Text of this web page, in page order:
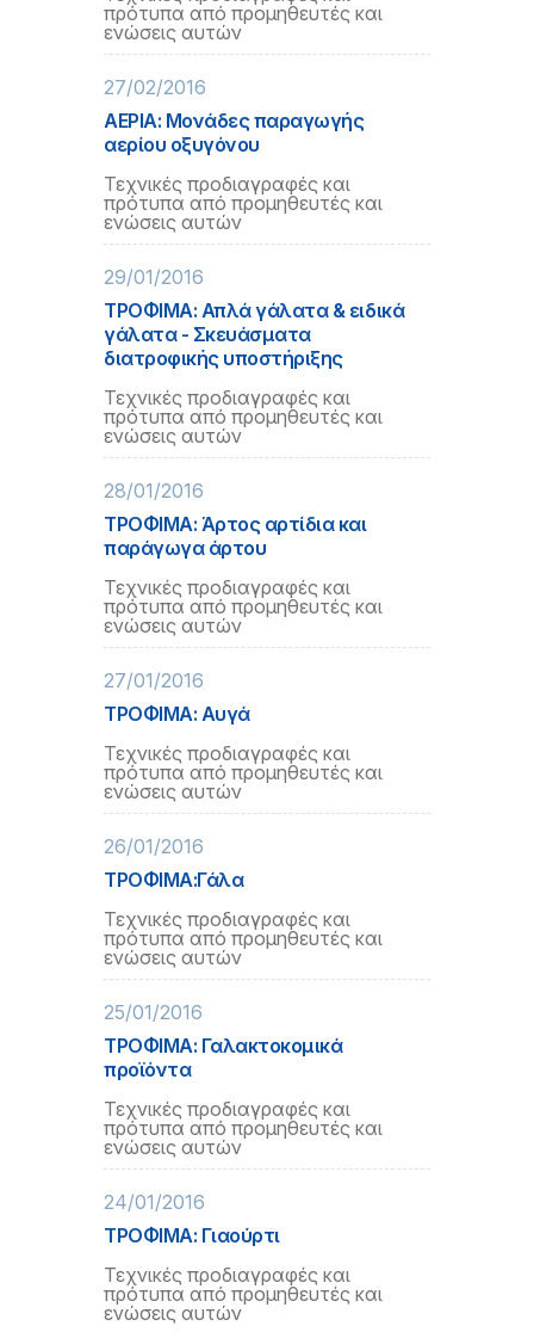
πρότυπα από προμηθευτές και
ενώσεις αυτών
27/02/2016
ΑΕΡΙΑ: Μονάδες παραγωγής
αερίου οξυγόνου
Τεχνικές προδιαγραφές και
πρότυπα από προμηθευτές και
ενώσεις αυτών
29/01/2016
ΤΡΟΦΙΜΑ: Απλά γάλατα & ειδικά
γάλατα - Σκευάσματα
διατροφικής υποστήριξης
Τεχνικές προδιαγραφές και
πρότυπα από προμηθευτές και
ενώσεις αυτών
28/01/2016
ΤΡΟΦΙΜΑ: Άρτος αρτίδια και
παράγωγα άρτου
Τεχνικές προδιαγραφές και
πρότυπα από προμηθευτές και
ενώσεις αυτών
27/01/2016
ΤΡΟΦΙΜΑ: Αυγά
Τεχνικές προδιαγραφές και
πρότυπα από προμηθευτές και
ενώσεις αυτών
26/01/2016
ΤΡΟΦΙΜΑ:Γάλα
Τεχνικές προδιαγραφές και
πρότυπα από προμηθευτές και
ενώσεις αυτών
25/01/2016
ΤΡΟΦΙΜΑ: Γαλακτοκομικά
προϊόντα
Τεχνικές προδιαγραφές και
πρότυπα από προμηθευτές και
ενώσεις αυτών
24/01/2016
ΤΡΟΦΙΜΑ: Γιαούρτι
Τεχνικές προδιαγραφές και
πρότυπα από προμηθευτές και
ενώσεις αυτών